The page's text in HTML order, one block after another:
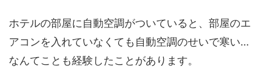
ホテルの部屋に自動空調がついていると、部屋のエ
アコンを入れていなくても自動空調のせいで寒い…
なんてことも経験したことがあります。